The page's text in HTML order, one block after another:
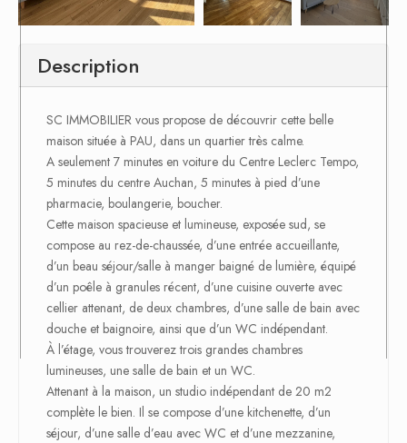
Description
SC IMMOBILIER vous propose de découvrir cette belle
maison située à PAU, dans un quartier très calme.
A seulement 7 minutes en voiture du Centre Leclerc Tempo,
5 minutes du centre Auchan, 5 minutes à pied d’une
pharmacie, boulangerie, boucher.
Cette maison spacieuse et lumineuse, exposée sud, se
compose au rez-de-chaussée, d’une entrée accueillante,
d’un beau séjour/salle à manger baigné de lumière, équipé
d’un poêle à granules récent, d’une cuisine ouverte avec
cellier attenant, de deux chambres, d’une salle de bain avec
douche et baignoire, ainsi que d’un WC indépendant.
À l’étage, vous trouverez trois grandes chambres
lumineuses, une salle de bain et un WC.
Attenant à la maison, un studio indépendant de 20 m2
complète le bien. Il se compose d’une kitchenette, d’un
séjour, d’une salle d’eau avec WC et d’une mezzanine,